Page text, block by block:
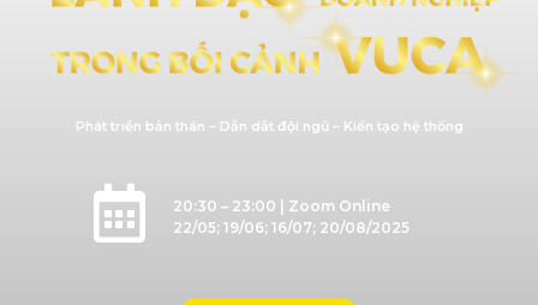
Phát triển bản thân – Dẫn dắt đội ngũ – Kiến tạo hệ thống
20:30 – 23:00 | Zoom Online
22/05; 19/06; 16/07; 20/08/2025